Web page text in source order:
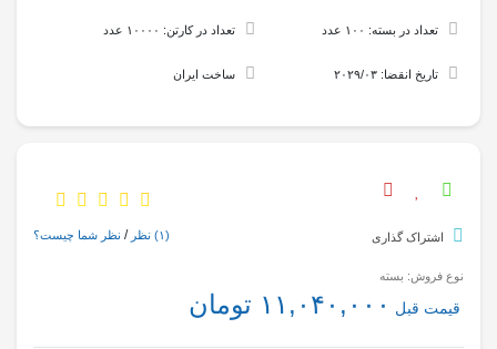
تعداد در بسته: ۱۰۰ عدد تعداد در کارتن: ۱۰۰۰۰ عدد
تاریخ انقضا: ۲۰۲۹/۰۳ ساخت ایران
اشتراک گذاری (۱) نظر/ نظر شما چیست؟
نوع فروش: بسته
قیمت قبل ۱۱,۰۴۰,۰۰۰ تومان